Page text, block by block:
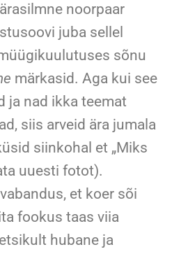
noorpaar
juba sellel
sõnu
märkasid. Aga kui see
ja nad ikka teemat
siis arveid ära jumala
siinkohal et „Miks
uuesti fotot).
et koer sõi
fookus taas viia
hubane ja